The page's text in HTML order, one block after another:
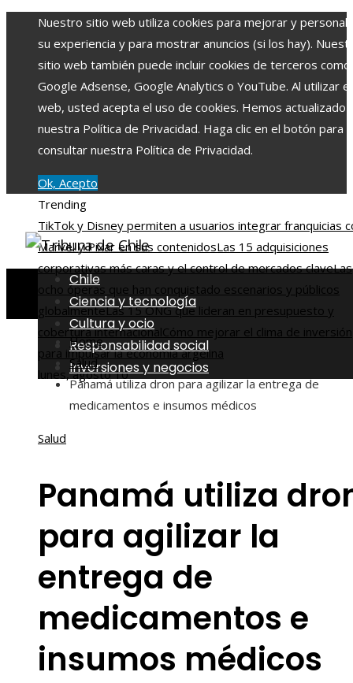
Nuestro sitio web utiliza cookies para mejorar y
su experiencia y para mostrar anuncios (si los hay).
sitio web también puede incluir cookies de terceros como
Google Adsense, Google Analytics o YouTube. Al utilizar
web, usted acepta el uso de cookies. Hemos actualizado
nuestra Política de Privacidad. Haga clic en el botón para
consultar nuestra Política de Privacidad.
Ok, Acepto
Trending
TikTok y Disney permiten a usuarios integrar franquicias
Marvel y Pixar en sus contenidosLas 15 adquisiciones
corporativas más caras y el control de mercados claveLas
ocho óperas que han conquistado escenarios y públicos
globalmenteLas 15 ONG que lideran en presupuesto y
cobertura internacionalCómo mejorar el clima de inversión
para impulsar la economía argelina
lunes, agosto 10
Chile
Ciencia y tecnología
Cultura y ocio
Responsabilidad social
Inversiones y negocios
Home
Salud
Panamá utiliza dron para agilizar la entrega de
medicamentos e insumos médicos
Salud
Panamá utiliza
para agilizar la
entrega de
medicamentos e
insumos médicos